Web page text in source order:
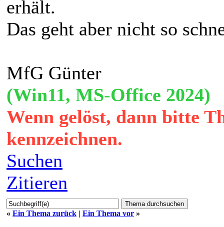
erhält.
Das geht aber nicht so
MfG Günter
(Win11, MS-Office 2024)
Wenn gelöst, dann bitte
kennzeichnen.
Suchen
Zitieren
« Ein Thema zurück | Ein Thema vor »